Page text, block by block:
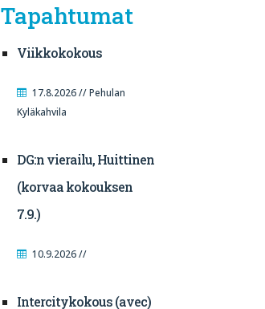
Tapahtumat
Viikkokokous
17.8.2026 // Pehulan
Kyläkahvila
DG:n vierailu, Huittinen
(korvaa kokouksen
7.9.)
10.9.2026 //
Intercitykokous (avec)